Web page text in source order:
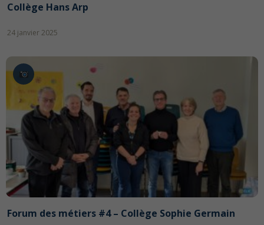
Collège Hans Arp
24 janvier 2025
Forum des métiers #4 – Collège Sophie Germain